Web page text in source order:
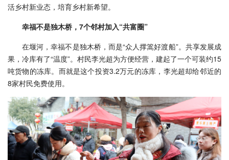
活乡村新业态，培育乡村新希望。
幸福不是独木桥，7个邻村加入“共富圈”
在堰河，幸福不是独木桥，而是“众人撑篙好渡船”。共享发展成
果，冷库有了“温度”。村民李光超为方便经营，建起了一个可装约15
吨货物的冻库。而就是这个投资3.2万元的冻库，李光超却给邻近的
8家村民免费使用。